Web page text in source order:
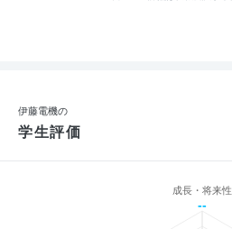
伊藤電機の
学生評価
成長・将来性
--